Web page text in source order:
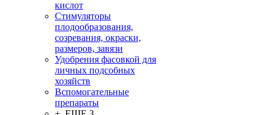
кислот
Стимуляторы
плодообразования,
созревания, окраски,
размеров, завязи
Удобрения фасовкой для
личных подсобных
хозяйств
Вспомогательные
препараты